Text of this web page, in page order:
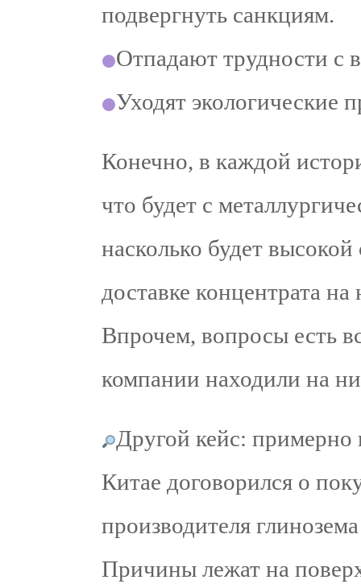
подвергнуть санкциям.
Отпадают трудности с
Уходят экологические
Конечно, в каждой
что будет с
насколько будет
доставке концентрата
Впрочем, вопросы есть
компании находили на
Другой кейс:
Китае договорился о
производителя
Причины лежат на